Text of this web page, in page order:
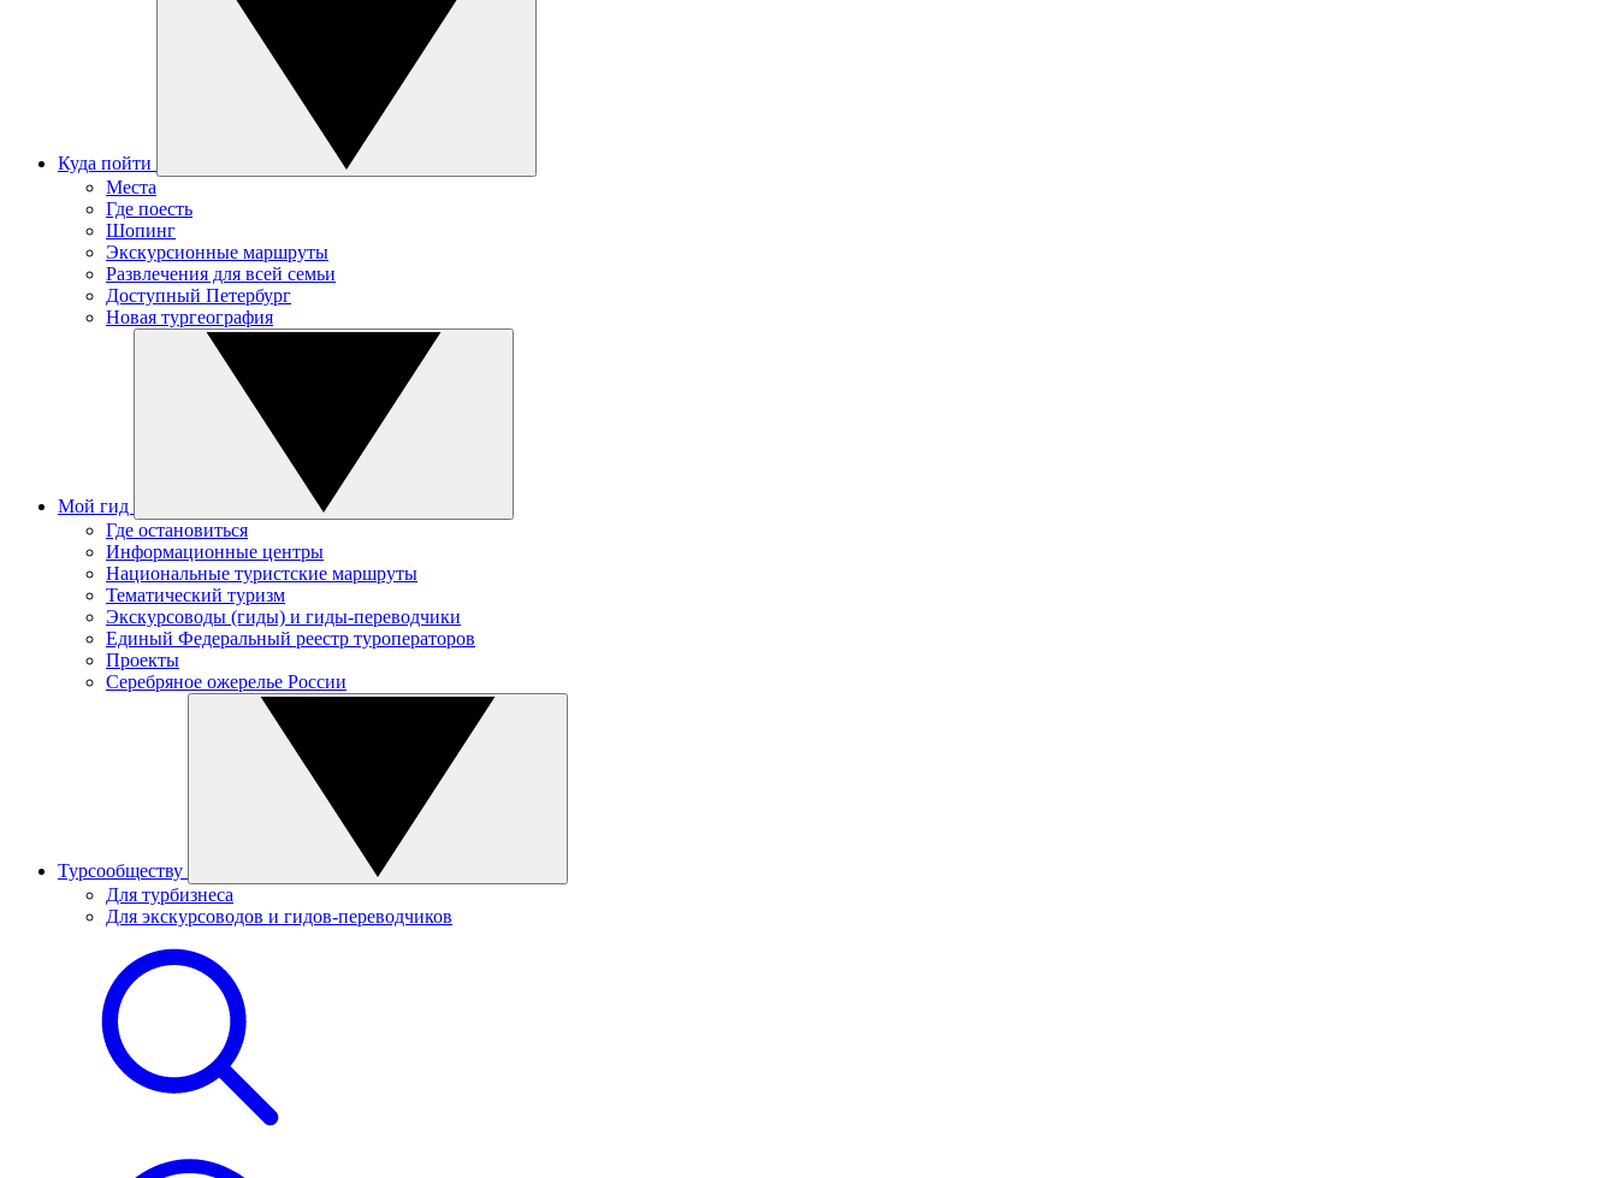
Куда пойти
Места
Где поесть
Шопинг
Экскурсионные маршруты
Развлечения для всей семьи
Доступный Петербург
Новая тургеография
Мой гид
Где остановиться
Информационные центры
Национальные туристские маршруты
Тематический туризм
Экскурсоводы (гиды) и гиды-переводчики
Единый Федеральный реестр туроператоров
Проекты
Серебряное ожерелье России
Турсообществу
Для турбизнеса
Для экскурсоводов и гидов-переводчиков